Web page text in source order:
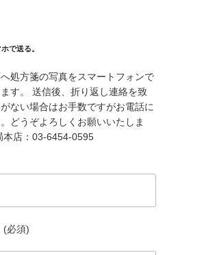
で送る。
処方箋の写真をスマートフォンで
す。 送信後、折り返し連絡を致
ない場合はお手数ですがお電話に
どうぞよろしくお願いいたしま
本店：03-6454-0595
(必須)